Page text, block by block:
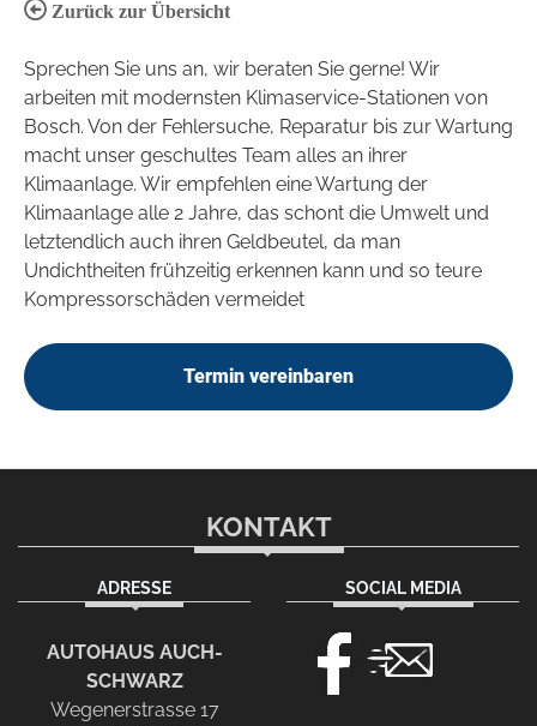
Zurück zur Übersicht
Sprechen Sie uns an, wir beraten Sie gerne! Wir
arbeiten mit modernsten Klimaservice-Stationen von
Bosch. Von der Fehlersuche, Reparatur bis zur Wartung
macht unser geschultes Team alles an ihrer
Klimaanlage. Wir empfehlen eine Wartung der
Klimaanlage alle 2 Jahre, das schont die Umwelt und
letztendlich auch ihren Geldbeutel, da man
Undichtheiten frühzeitig erkennen kann und so teure
Kompressorschäden vermeidet
Termin vereinbaren
KONTAKT
ADRESSE
AUTOHAUS AUCH-
SCHWARZ
Wegenerstrasse 17
SOCIAL MEDIA